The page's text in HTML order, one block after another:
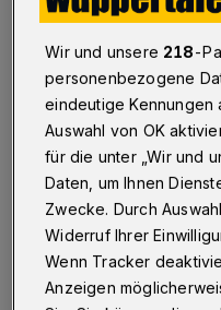
Wuppertal·Mit
die Wuppertaler
Juni 2024) einen
Wohngebäude in der
bekämpft. Sie war um
27.06.2024 , 16:44 Uhr
Wir und unsere 218-
personenbezogene
eindeutige Kennungen
Auswahl von OK
für die unter „Wir und
Daten, um Ihnen
Zwecke. Durch
Widerruf Ihrer
Wenn Tracker
Anzeigen